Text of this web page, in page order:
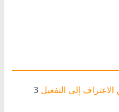
إلى التفعيل 3